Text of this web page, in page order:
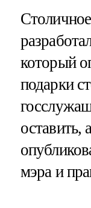
который
подарки
оставить,
мэра и